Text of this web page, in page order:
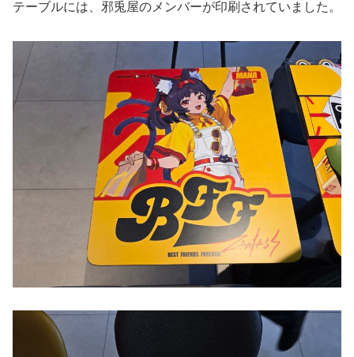
テーブルには、邪兎屋のメンバーが印刷されていました。